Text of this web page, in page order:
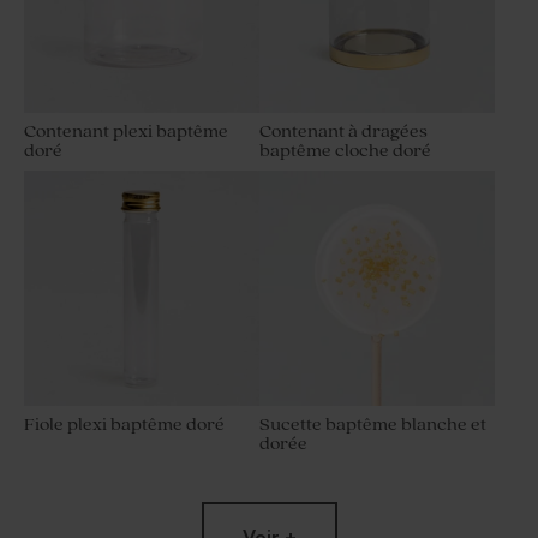
Étui à dragées baptême
Étui à dragées original
Contenant plexi baptême
doré
Contenant à dragées
baptême cloche doré
Fiole plexi baptême doré
Sucette baptême blanche et
dorée